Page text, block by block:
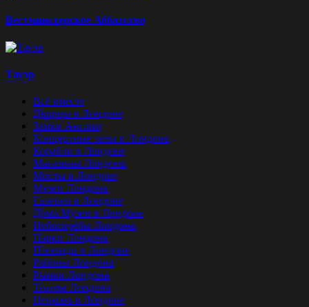
Вестминстерское Аббатство
Тауэр
Всё вместе
Дворцы в Лондоне
Замки Англии
Концертные залы в Лондоне
Корабли в Лондоне
Магазины Лондона
Мосты в Лондоне
Музеи Лондона
Галереи в Лондоне
Дома Музеи в Лондоне
Небоскрёбы Лондона
Парки Лондона
Площади в Лондоне
Районы Лондона
Рынки Лондона
Театры Лондона
Церковь в Лондоне